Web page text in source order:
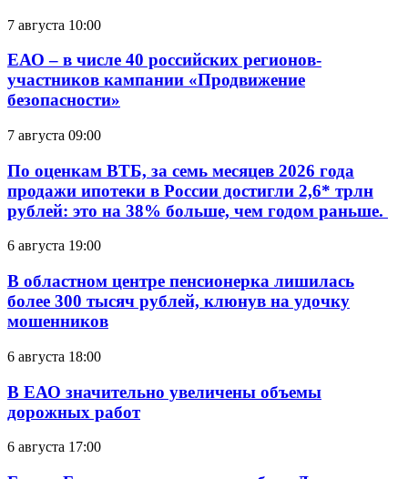
7 августа 10:00
ЕАО – в числе 40 российских регионов-
участников кампании «Продвижение
безопасности»
7 августа 09:00
По оценкам ВТБ, за семь месяцев 2026 года
продажи ипотеки в России достигли 2,6* трлн
рублей: это на 38% больше, чем годом раньше.
6 августа 19:00
В областном центре пенсионерка лишилась
более 300 тысяч рублей, клюнув на удочку
мошенников
6 августа 18:00
В ЕАО значительно увеличены объемы
дорожных работ
6 августа 17:00